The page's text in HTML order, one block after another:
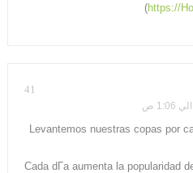
(https://
41
?Levantemos nuestras copas por
Cada dГ­a aumenta la popularidad